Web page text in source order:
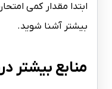
ابتدا مقدار کمی
بیشتر آشنا شوید.
منابع بیشتر